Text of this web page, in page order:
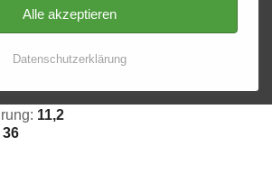
117 Ø 11,2
11,2
36
Alle akzeptieren
Datenschutzerklärung